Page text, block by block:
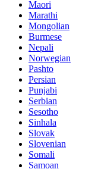
Maori
Marathi
Mongolian
Burmese
Nepali
Norwegian
Pashto
Persian
Punjabi
Serbian
Sesotho
Sinhala
Slovak
Slovenian
Somali
Samoan